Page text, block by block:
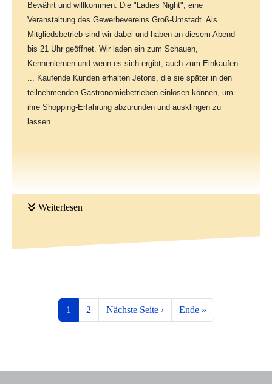
bewusst für mittel- und südamerikanische Rhythmen
entschieden: Die sind flott und gefällig, sie stellen den
Bezug her zu den Herkunftsländern und Kulturen, aus
denen viele Produkte importiert werden, die über den
Weltladen in den "fairen Handel" kommen.
Schnuppern Sie einfach rein - zum Umschauen, zum
Plaudern, zum Zuhören - ein Abend für alle Sinne.
Bewährt und willkommen: Die "Ladies Night", eine
Veranstaltung des Gewerbevereins Groß-Umstadt. Als
Mitgliedsbetrieb sind wir dabei und haben an diesem Abend
bis 21 Uhr geöffnet. Wir laden ein zum Schauen,
Kennenlernen und wenn es sich ergibt, auch zum Einkaufen
... Kaufende Kunden erhalten Jetons, die sie später in den
teilnehmenden Gastronomiebetrieben einlösen können, um
ihre Shopping-Erfahrung abzurunden und ausklingen zu
lassen.
Weiterlesen
Seitennummerierung
Aktuelle Seite
1 Seite
2 Nächste Seite
Nächste Seite › Letzte Seite
Ende »